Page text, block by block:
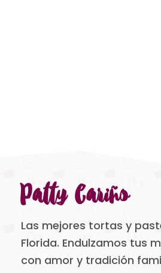
Patty Cariño
Las mejores tortas y
Florida. Endulzamos tus
con amor y tradición